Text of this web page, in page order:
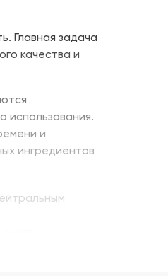
Главная задача
качества и
использования.
и
ингредиентов
к оформлению.